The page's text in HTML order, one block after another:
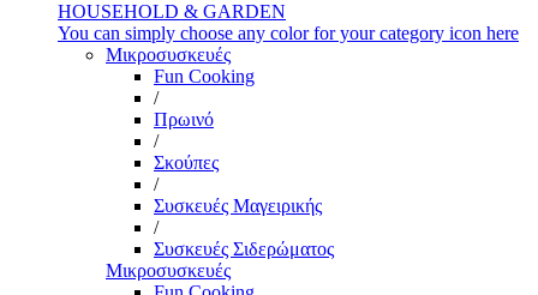
HOUSEHOLD & GARDEN
You can simply choose any color for your category icon here
Μικροσυσκευές
Fun Cooking
/
Πρωινό
/
Σκούπες
/
Συσκευές Μαγειρικής
/
Συσκευές Σιδερώματος
Μικροσυσκευές